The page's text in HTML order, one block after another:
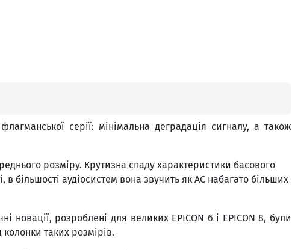
серії: мінімальна деградація сигналу, а також
розміру. Крутизна спаду характеристики басового
більшості аудіосистем вона звучить як АС набагато більших
новації, розроблені для великих EPICON 6 і EPICON 8, були
таких розмірів.